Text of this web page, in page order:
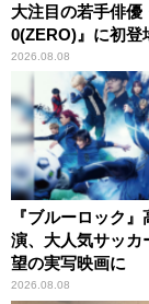
大注目の若手俳
0(ZERO)』に初登
2026.08.08
『ブルーロック
演、大人気サッカ
望の実写映画に
2026.08.08